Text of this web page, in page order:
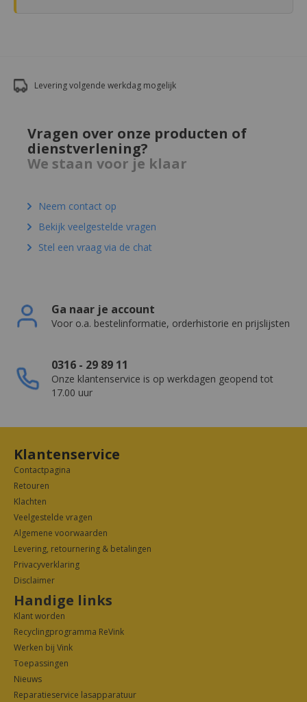
Levering volgende werkdag mogelijk
Vragen over onze producten of
dienstverlening?
We staan voor je klaar
Neem contact op
Bekijk veelgestelde vragen
Stel een vraag via de chat
Ga naar je account
Voor o.a. bestelinformatie, orderhistorie en prijslijsten
0316 - 29 89 11
Onze klantenservice is op werkdagen geopend tot
17.00 uur
Klantenservice
Contactpagina
Retouren
Klachten
Veelgestelde vragen
Algemene voorwaarden
Levering, retournering & betalingen
Privacyverklaring
Disclaimer
Handige links
Klant worden
Recyclingprogramma ReVink
Werken bij Vink
Toepassingen
Nieuws
Reparatieservice lasapparatuur